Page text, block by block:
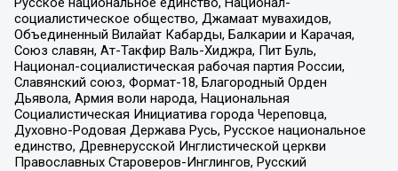
социалистическое общество, Джамаат мувахидов,
Объединенный Вилайат Кабарды, Балкарии и Карачая,
Союз славян, Ат-Такфир Валь-Хиджра, Пит Буль,
Национал-социалистическая рабочая партия России,
Славянский союз, Формат-18, Благородный Орден
Дьявола, Армия воли народа, Национальная
Социалистическая Инициатива города Череповца,
Духовно-Родовая Держава Русь, Русское национальное
единство, Древнерусской Инглистической церкви
Православных Староверов-Инглингов, Русский